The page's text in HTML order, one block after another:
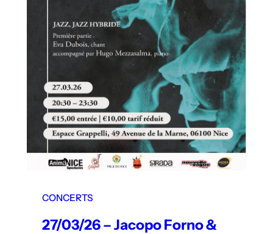
CONCERTS
27/03/26 – Jacopo Forno &